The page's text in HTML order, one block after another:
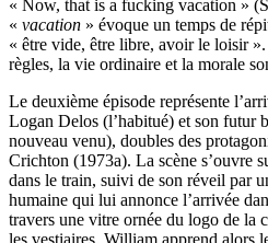
« Now, that is a fucking vacation »
« vacation » évoque un temps de
« être vide, être libre, avoir le loisir
règles, la vie ordinaire et la morale
Le deuxième épisode représente
Logan Delos (l’habitué) et son futur
nouveau venu), doubles des
Crichton (1973a). La scène s’ouvre
dans le train, suivi de son réveil par
humaine qui lui annonce l’arrivée
travers une vitre ornée du logo de la
les vestiaires, William apprend alors